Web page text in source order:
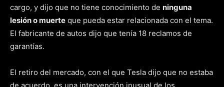
cargo, y dijo que no tiene conocimiento de ninguna
lesión o muerte que pueda estar relacionada con el tema.
El fabricante de autos dijo que tenía 18 reclamos de
garantías.
El retiro del mercado, con el que Tesla dijo que no estaba